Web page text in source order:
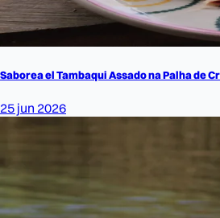
Saborea el Tambaqui Assado na Palha de
25 jun 2026